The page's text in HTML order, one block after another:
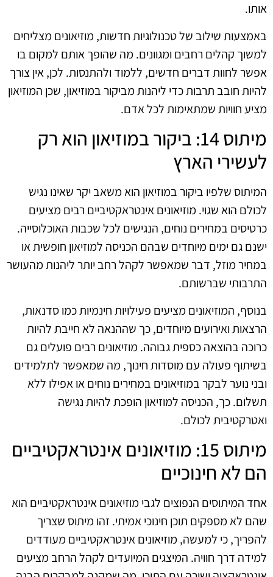
אותו.
באמצעות שילוב של טכנולוגיות חדשות, מוזיאונים מצליחים
למשוך קהלים רחבים ומגוונים. מה שהופך אותם למקום בו
אפשר לחוות דברים חדשים, ללמוד ולהתנסות. לכן, אין צורך
להיות חובב תרבות כדי ליהנות מביקור במוזיאון, שכן המוזיאון
מציע חוויות שמתאימות לכל אדם.
מיתוס 14: ביקור במוזיאון הוא רק
לעשירי הארץ
המיתוס שלפיו ביקור במוזיאון הוא משאב יקר שאינו נגיש
לכולם הוא שגוי. מוזיאונים אינטראקטיביים רבים מציעים
כרטיסים במחירים נוחים, הנגישים לכל שכבות האוכלוסייה.
ישנם גם ימים מיוחדים שבהם הכניסה למוזיאון חופשית או
במחיר מוזל, דבר שמאפשר לקהל רחב יותר ליהנות מהעושר
התרבותי שברשותם.
בנוסף, המוזיאונים מציעים פעילויות חינמיות כמו סדנאות,
הרצאות ואירועים מיוחדים, כך שההנאה לא חייבת להיות
כרוכה בהוצאה כספית גבוהה. מוזיאונים רבים פועלים גם
בשיתוף פעולה עם מוסדות חינוך, מה שמאפשר לתלמידים
ובני נוער לבקר במוזיאונים במחירים נוחים או אפילו ללא
תשלום. כך, הכניסה למוזיאון הופכת להיות נגישה
ואטרקטיבית לכולם.
מיתוס 15: מוזיאונים אינטראקטיביים
הם לא חינוכיים
אחד המיתוסים הנפוצים לגבי מוזיאונים אינטראקטיביים הוא
שהם לא מספקים תוכן חינוכי אמיתי. זהו מיתוס שצריך
להפריך, כי למעשה, מוזיאונים אינטראקטיביים מעודדים
למידה דרך חוויה. המיצגים המיועדים לקהל הרחב מציעים